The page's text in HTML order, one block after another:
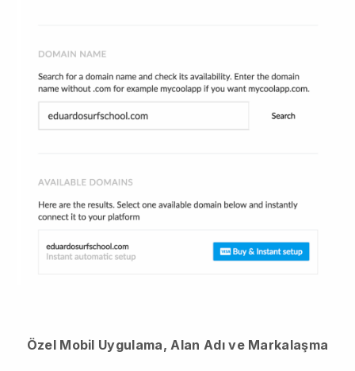
Özel Mobil Uygulama, Alan Adı ve Markalaşma